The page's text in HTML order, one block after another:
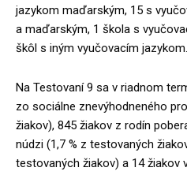
jazykom maďarským, 15 s
a maďarským, 1 škola s
škôl s iným vyučovacím jazykom.
Na Testovaní 9 sa v riadnom
zo sociálne znevýhodneného
žiakov), 845 žiakov z rodín
núdzi (1,7 % z testovaných
testovaných žiakov) a 14 žiakov